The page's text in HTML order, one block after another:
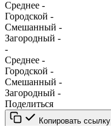
Среднее -
Городской -
Смешанный -
Загородный -
-
Среднее -
Городской -
Смешанный -
Загородный -
Поделиться
Копировать ссылку